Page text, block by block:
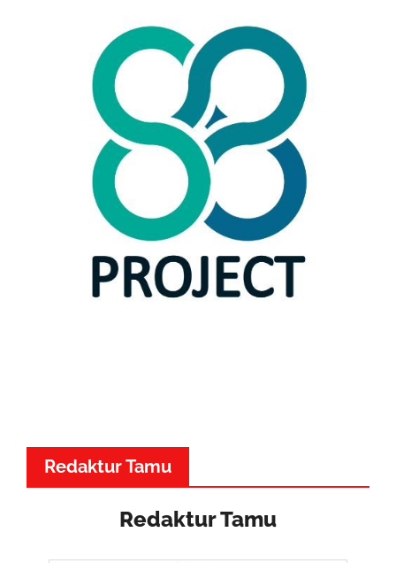
Redaktur Tamu
Redaktur Tamu